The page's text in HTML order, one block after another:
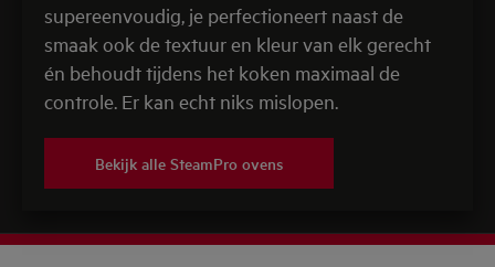
supereenvoudig, je perfectioneert naast de
smaak ook de textuur en kleur van elk gerecht
én behoudt tijdens het koken maximaal de
controle. Er kan echt niks mislopen.
Bekijk alle SteamPro ovens